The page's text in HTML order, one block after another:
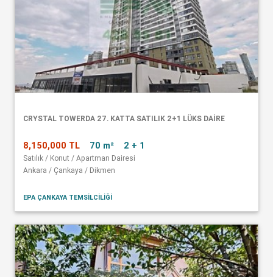
CRYSTAL TOWERDA 27. KATTA SATILIK 2+1 LÜKS DAİRE
8,150,000 TL 70 m² 2 + 1
Satılık / Konut / Apartman Dairesi
Ankara / Çankaya / Dikmen
EPA ÇANKAYA TEMSİLCİLİĞİ